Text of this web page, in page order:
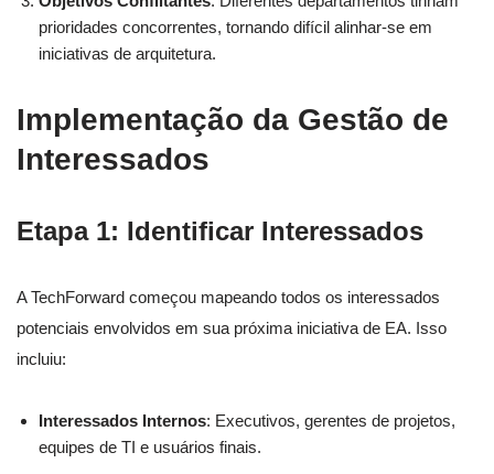
prioridades concorrentes, tornando difícil alinhar-se em
iniciativas de arquitetura.
Implementação da Gestão de
Interessados
Etapa 1: Identificar Interessados
A TechForward começou mapeando todos os interessados
potenciais envolvidos em sua próxima iniciativa de EA. Isso
incluiu:
Interessados Internos: Executivos, gerentes de projetos,
equipes de TI e usuários finais.